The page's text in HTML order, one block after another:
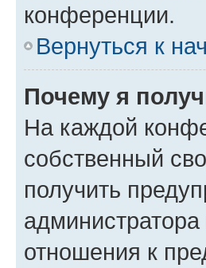
конференции.
Вернуться к
Почему я
На каждой
собственный
получить
отношения к